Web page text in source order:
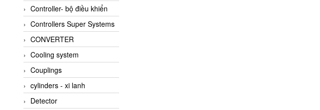
Alphino
ALRE-IT Vietnam
Altech
Amarillo Gear
Ametek
AMPTRON Vietnam
AND Vietnam
Controller- bộ điều khiển
Controllers Super Systems
CONVERTER
Cooling system
Couplings
cylinders - xi lanh
Detector